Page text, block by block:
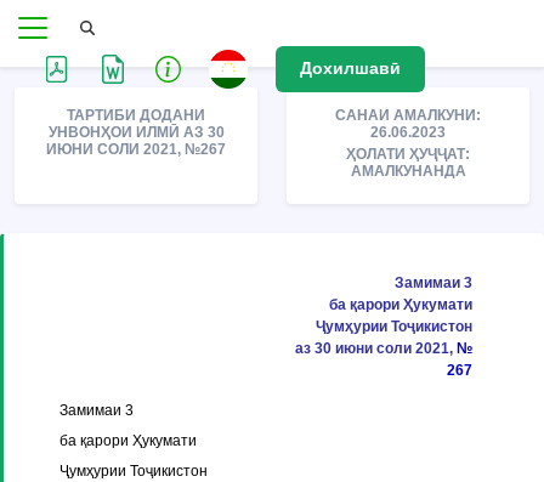
Дохилшавӣ
ТАРТИБИ ДОДАНИ
УНВОНҲОИ ИЛМӢ АЗ 30
ИЮНИ СОЛИ 2021, №267
САНАИ АМАЛКУНИ:
26.06.2023
ҲОЛАТИ ҲУҶҶАТ:
АМАЛКУНАНДА
Замимаи 3
ба қарори Ҳукумати
Ҷумҳурии Тоҷикистон
аз 30 июни соли 2021, №
267
Замимаи 3
ба қарори Ҳукумати
Ҷумҳурии Тоҷикистон